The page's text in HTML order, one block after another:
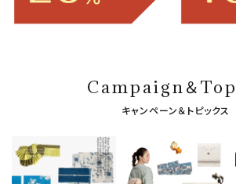
Campaign＆
キャンペーン＆トピックス